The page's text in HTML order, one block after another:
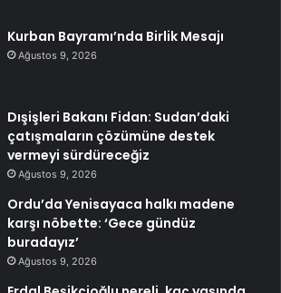
Kurban Bayramı’nda Birlik Mesajı
Ağustos 9, 2026
Dışişleri Bakanı Fidan: Sudan’daki
çatışmaların çözümüne destek
vermeyi sürdüreceğiz
Ağustos 9, 2026
Ordu’da Yenisayaca halkı madene
karşı nöbette: ‘Gece gündüz
buradayız’
Ağustos 9, 2026